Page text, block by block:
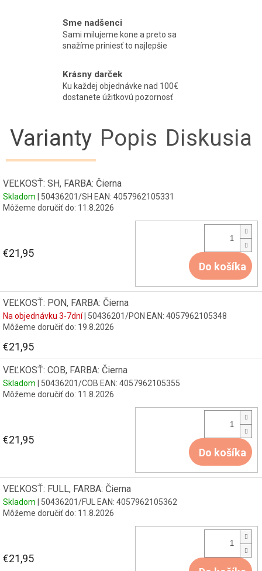
Sme nadšenci
Sami milujeme kone a preto sa
snažíme priniesť to najlepšie
Krásny darček
Ku každej objednávke nad 100€
dostanete úžitkovú pozornosť
Varianty Popis Diskusia
VEĽKOSŤ: SH, FARBA: Čierna
Skladom | 50436201/SH EAN: 4057962105331
Môžeme doručiť do: 11.8.2026
€21,95
Do košíka
VEĽKOSŤ: PON, FARBA: Čierna
Na objednávku 3-7dní| 50436201/PON EAN: 4057962105348
Môžeme doručiť do: 19.8.2026
€21,95
VEĽKOSŤ: COB, FARBA: Čierna
Skladom | 50436201/COB EAN: 4057962105355
Môžeme doručiť do: 11.8.2026
€21,95
Do košíka
VEĽKOSŤ: FULL, FARBA: Čierna
Skladom | 50436201/FUL EAN: 4057962105362
Môžeme doručiť do: 11.8.2026
€21,95